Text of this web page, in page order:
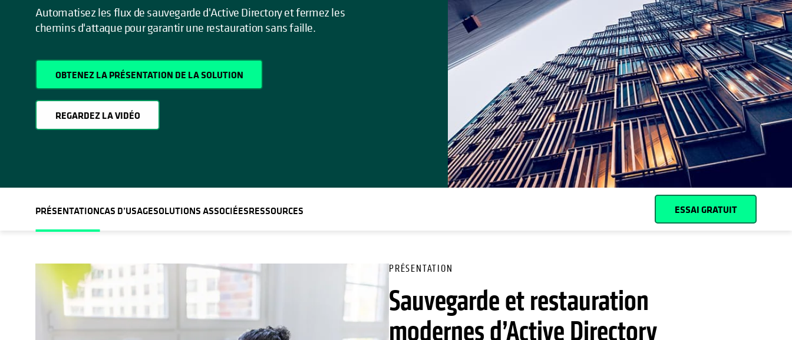
Automatisez les flux de sauvegarde d'Active Directory et fermez les
chemins d'attaque pour garantir une restauration sans faille.
OBTENEZ LA PRÉSENTATION DE LA SOLUTION
REGARDEZ LA VIDÉO
PRÉSENTATIONCAS D’USAGESOLUTIONS ASSOCIÉESRESSOURCES ESSAI GRATUIT
PRÉSENTATION
Sauvegarde et restauration
modernes d’Active Directory